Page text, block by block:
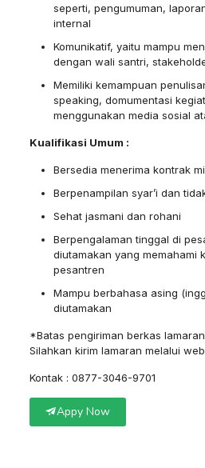
seperti, pengumuman,
internal
Komunikatif, yaitu mampu
dengan wali santri,
Memiliki kemampuan
speaking, domumentasi
menggunakan media sosial
Kualifikasi Umum :
Bersedia menerima kontrak
Berpenampilan syar’i dan
Sehat jasmani dan rohani
Berpengalaman tinggal di
diutamakan yang memahami
pesantren
Mampu berbahasa asing
diutamakan
*Batas pengiriman berkas
Silahkan kirim lamaran melalui
Kontak : 0877-3046-9701
Appy Now